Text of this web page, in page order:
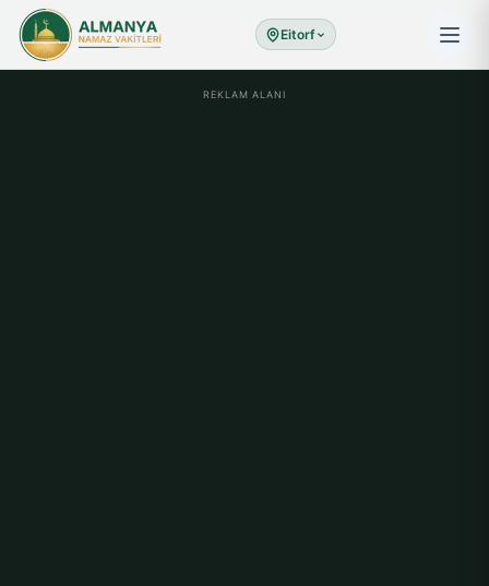
Eitorf
REKLAM ALANI